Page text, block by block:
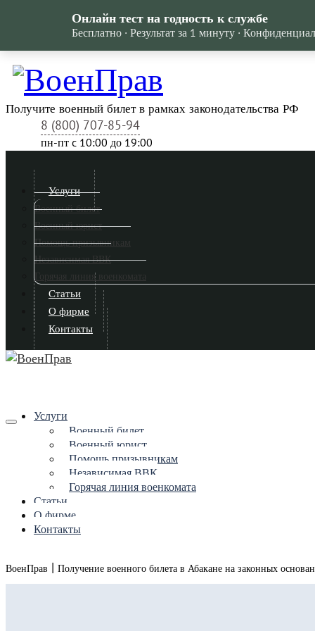
Получите военный билет в рамках законодательства РФ
8 (800) 707-85-94
пн-пт c 10:00 до 19:00
Услуги
Военный билет
Военный юрист
Помощь призывникам
Независимая ВВК
Горячая линия военкомата
Статьи
О фирме
Контакты
Услуги
Военный билет
Военный юрист
Помощь призывникам
Независимая ВВК
Горячая линия военкомата
Статьи
О фирме
Контакты
ВоенПрав | Получение военного билета в Абакане на законных
Онлайн тест на годность к службе
Бесплатно · Результат за 1 минуту ·